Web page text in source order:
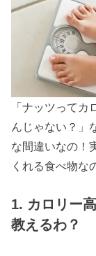
「ナッツって
んじゃない？」
な間違いなの！
くれる食べ物な
1. カロリー
教えるわ？